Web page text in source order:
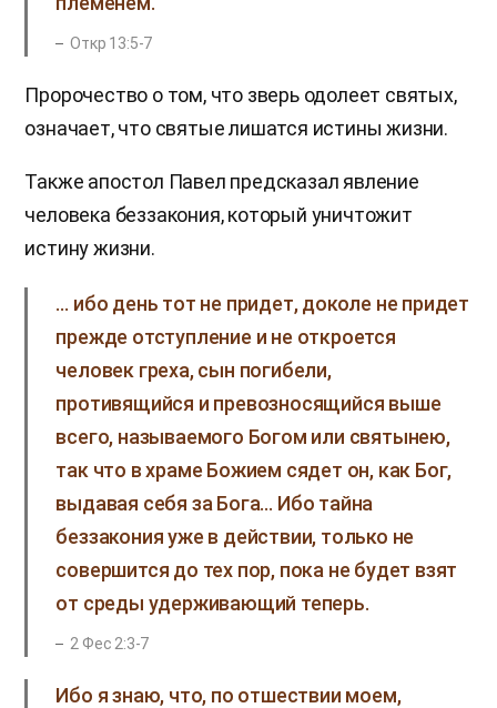
Откр 13:5-7
Пророчество о том, что зверь одолеет святых,
означает, что святые лишатся истины жизни.
Также апостол Павел предсказал явление
человека беззакония, который уничтожит
истину жизни.
… ибо день тот не придет, доколе не придет
прежде отступление и не откроется
человек греха, сын погибели,
противящийся и превозносящийся выше
всего, называемого Богом или святынею,
так что в храме Божием сядет он, как Бог,
выдавая себя за Бога… Ибо тайна
беззакония уже в действии, только не
совершится до тех пор, пока не будет взят
от среды удерживающий теперь.
2 Фес 2:3-7
Ибо я знаю, что, по отшествии моем,